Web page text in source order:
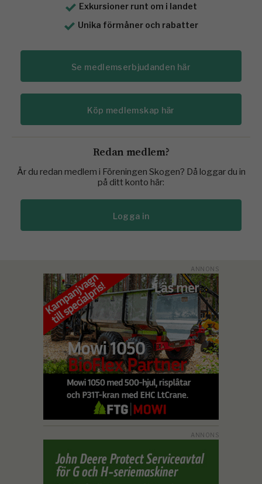
Exkursioner runt om i landet
Unika förmåner och rabatter
Se medlemserbjudanden här
Köp medlemskap här
Redan medlem?
Är du redan medlem i Föreningen Skogen? Då loggar du in
på ditt konto här:
Logga in